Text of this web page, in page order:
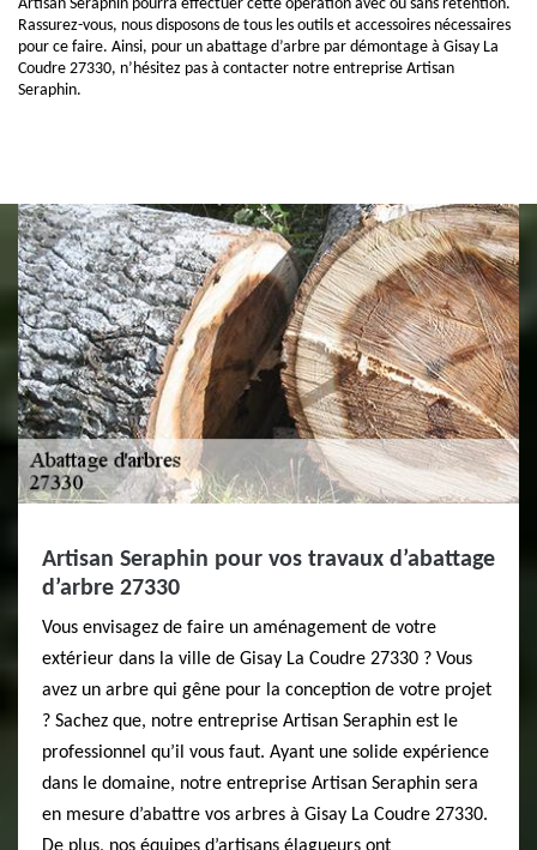
Artisan Seraphin pourra effectuer cette opération avec ou sans rétention.
Rassurez-vous, nous disposons de tous les outils et accessoires nécessaires
pour ce faire. Ainsi, pour un abattage d’arbre par démontage à Gisay La
Coudre 27330, n’hésitez pas à contacter notre entreprise Artisan
Seraphin.
Artisan Seraphin pour vos travaux d’abattage
d’arbre 27330
Vous envisagez de faire un aménagement de votre
extérieur dans la ville de Gisay La Coudre 27330 ? Vous
avez un arbre qui gêne pour la conception de votre projet
? Sachez que, notre entreprise Artisan Seraphin est le
professionnel qu’il vous faut. Ayant une solide expérience
dans le domaine, notre entreprise Artisan Seraphin sera
en mesure d’abattre vos arbres à Gisay La Coudre 27330.